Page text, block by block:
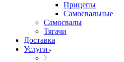
Прицепы
Самосвальные
Самосвалы
Тягачи
Доставка
Услуги